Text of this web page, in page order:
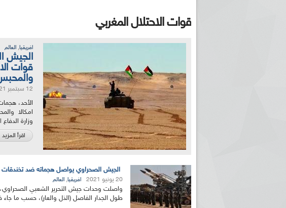
قوات الاحتلال المغربي
افريقيا, العالم
الجيش
قوات
12 سبتمبر 2021
الأحد،
وزارة
اقرأ المزيد
الجيش الصحراوي يواصل هجماته ضد تخندقات
20 يونيو 2021 افريقيا, العالم
واصلت وحدات جيش التحرير الشعبي
طول الجدار الفاصل (الذل والعار)، حسب ما جاء